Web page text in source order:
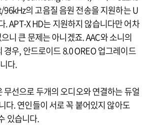
의 고음질 음원 전송을 지원하는 U
. APT-X HD는 지원하지 않습니다만 어차
니 큰 문제는 아니겠죠. AAC와 소니의
경우, 안드로이드 8.0 OREO 업그레이드
다.
무선으로 두개의 오디오와 연결하는 듀얼
다. 연인들이 서로 꼭 붙어있지 않아도
있습니다.